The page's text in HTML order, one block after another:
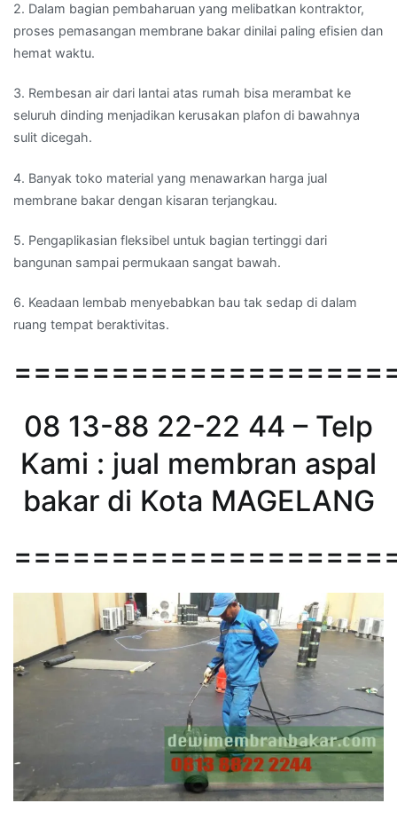
2. Dalam bagian pembaharuan yang melibatkan kontraktor,
proses pemasangan membrane bakar dinilai paling efisien dan
hemat waktu.
3. Rembesan air dari lantai atas rumah bisa merambat ke
seluruh dinding menjadikan kerusakan plafon di bawahnya
sulit dicegah.
4. Banyak toko material yang menawarkan harga jual
membrane bakar dengan kisaran terjangkau.
5. Pengaplikasian fleksibel untuk bagian tertinggi dari
bangunan sampai permukaan sangat bawah.
6. Keadaan lembab menyebabkan bau tak sedap di dalam
ruang tempat beraktivitas.
08 13-88 22-22 44 – Telp
Kami : jual membran aspal
bakar di Kota MAGELANG